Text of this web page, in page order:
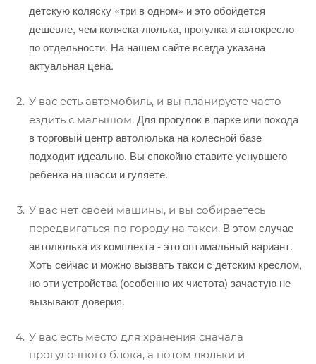
детскую коляску «три в одном» и это обойдется
дешевле, чем коляска-люлька, прогулка и автокресло
по отдельности. На нашем сайте всегда указана
актуальная цена.
У вас есть автомобиль, и вы планируете часто
ездить с малышом. Для прогулок в парке или похода
в торговый центр автолюлька на колесной базе
подходит идеально. Вы спокойно ставите уснувшего
ребенка на шасси и гуляете.
У вас нет своей машины, и вы собираетесь
передвигаться по городу на такси. В этом случае
автолюлька из комплекта - это оптимальный вариант.
Хоть сейчас и можно вызвать такси с детским креслом,
но эти устройства (особенно их чистота) зачастую не
вызывают доверия.
У вас есть место для хранения сначала
прогулочного блока, а потом люльки и